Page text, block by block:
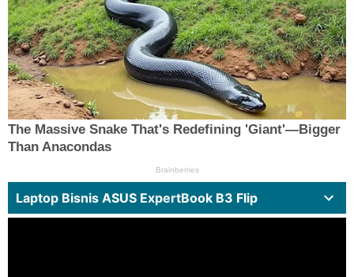
Laptop Bisnis ASUS ExpertBook B3 Flip